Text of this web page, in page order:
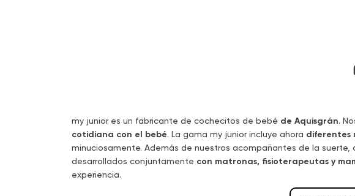
my junior es un fabricante de cochecitos de bebé de Aquisgrán.
cotidiana con el bebé. La gama my junior incluye ahora diferentes
minuciosamente. Además de nuestros acompañantes de la suerte,
desarrollados conjuntamente con matronas, fisioterapeutas y
experiencia.